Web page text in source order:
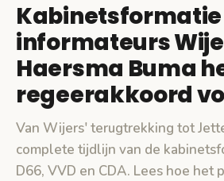
Kabinetsformatie
informateurs
Haersma Buma
regeerakkoord
Van Wijers' terugtrekking tot
complete tijdlijn van de
D66, VVD en CDA. Lees hoe het